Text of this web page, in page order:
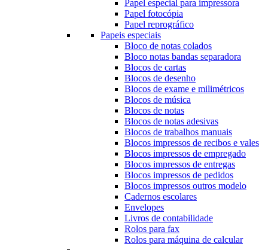
Papel especial para impressora
Papel fotocópia
Papel reprográfico
Papeis especiais
Bloco de notas colados
Bloco notas bandas separadora
Blocos de cartas
Blocos de desenho
Blocos de exame e milimétricos
Blocos de música
Blocos de notas
Blocos de notas adesivas
Blocos de trabalhos manuais
Blocos impressos de recibos e vales
Blocos impressos de empregado
Blocos impressos de entregas
Blocos impressos de pedidos
Blocos impressos outros modelo
Cadernos escolares
Envelopes
Livros de contabilidade
Rolos para fax
Rolos para máquina de calcular